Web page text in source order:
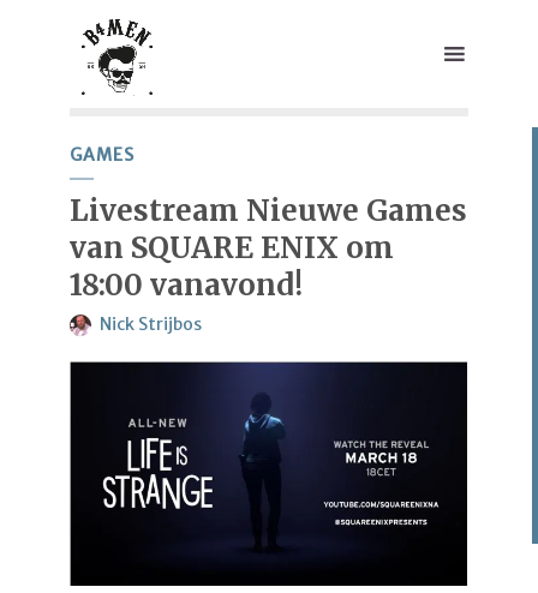
GAMES
Livestream Nieuwe Games
van SQUARE ENIX om
18:00 vanavond!
Nick Strijbos